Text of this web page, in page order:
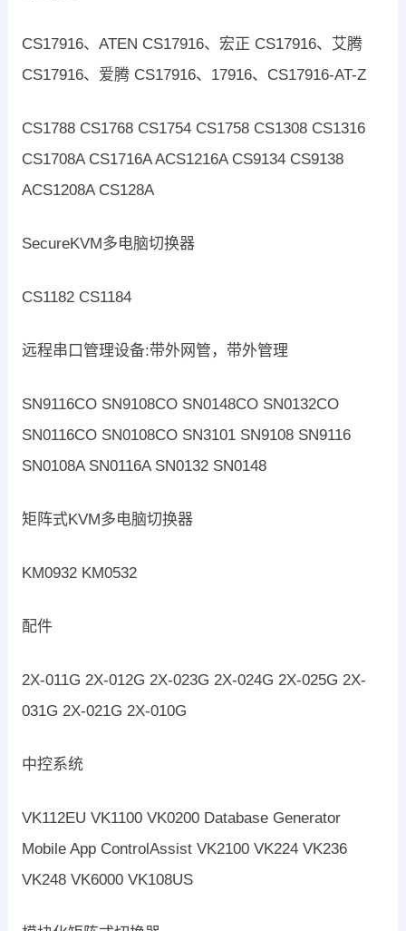
CS17916、ATEN CS17916、宏正 CS17916、艾腾
CS17916、爱腾 CS17916、17916、CS17916-AT-Z
CS1788 CS1768 CS1754 CS1758 CS1308 CS1316
CS1708A CS1716A ACS1216A CS9134 CS9138
ACS1208A CS128A
SecureKVM多电脑切换器
CS1182 CS1184
远程串口管理设备:带外网管，带外管理
SN9116CO SN9108CO SN0148CO SN0132CO
SN0116CO SN0108CO SN3101 SN9108 SN9116
SN0108A SN0116A SN0132 SN0148
矩阵式KVM多电脑切换器
KM0932 KM0532
配件
2X-011G 2X-012G 2X-023G 2X-024G 2X-025G 2X-
031G 2X-021G 2X-010G
中控系统
VK112EU VK1100 VK0200 Database Generator
Mobile App ControlAssist VK2100 VK224 VK236
VK248 VK6000 VK108US